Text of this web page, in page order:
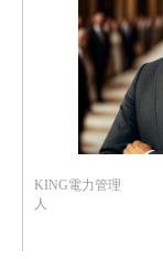
KING電力管理
人